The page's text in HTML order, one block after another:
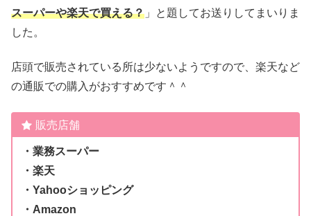
スーパーや楽天で買える？ 」と題してお送りしてまいりま
した。
店頭で販売されている所は少ないようですので、楽天など
の通販での購入がおすすめです＾＾
販売店舗
・業務スーパー
・楽天
・Yahooショッピング
・Amazon